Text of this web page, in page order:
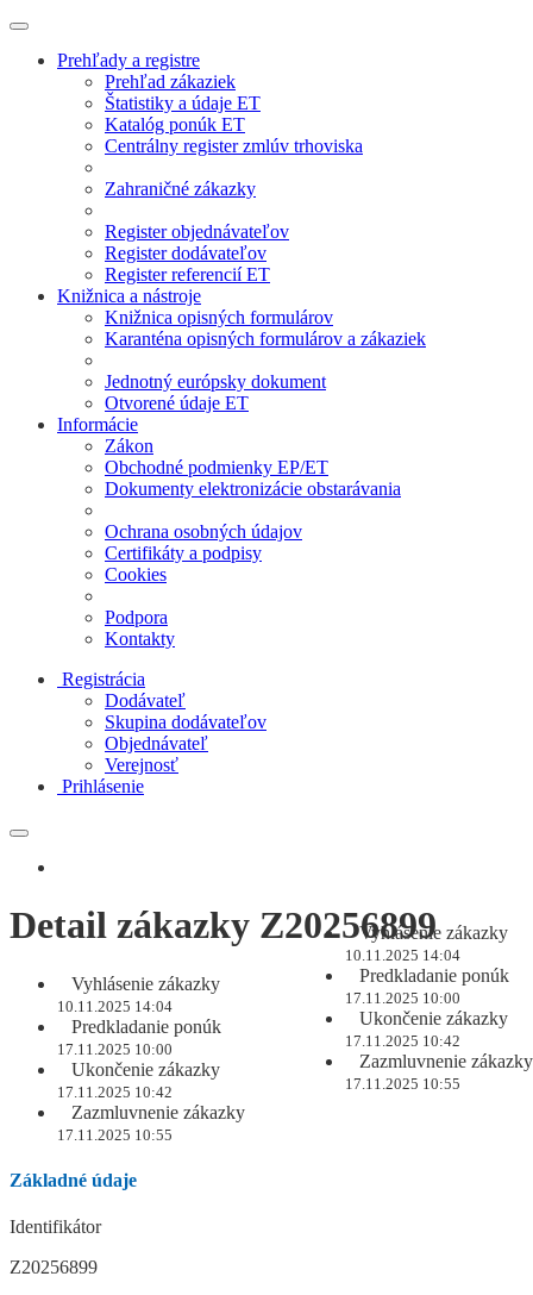
Prehľady a registre
Prehľad zákaziek
Štatistiky a údaje ET
Katalóg ponúk ET
Centrálny register zmlúv trhoviska
Zahraničné zákazky
Register objednávateľov
Register dodávateľov
Register referencií ET
Knižnica a nástroje
Knižnica opisných formulárov
Karanténa opisných formulárov a zákaziek
Jednotný európsky dokument
Otvorené údaje ET
Informácie
Zákon
Obchodné podmienky EP/ET
Dokumenty elektronizácie obstarávania
Ochrana osobných údajov
Certifikáty a podpisy
Cookies
Podpora
Kontakty
Registrácia
Dodávateľ
Skupina dodávateľov
Objednávateľ
Verejnosť
Prihlásenie
Vyhlásenie zákazky
10.11.2025 14:04
Predkladanie ponúk
17.11.2025 10:00
Ukončenie zákazky
17.11.2025 10:42
Zazmluvnenie zákazky
17.11.2025 10:55
Detail zákazky Z20256899
Vyhlásenie zákazky
10.11.2025 14:04
Predkladanie ponúk
17.11.2025 10:00
Ukončenie zákazky
17.11.2025 10:42
Zazmluvnenie zákazky
17.11.2025 10:55
Základné údaje
Identifikátor
Z20256899